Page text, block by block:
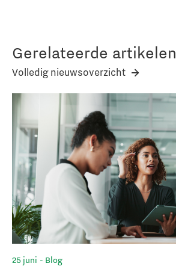
Gerelateerde artikelen
Volledig nieuwsoverzicht
25 juni - Blog